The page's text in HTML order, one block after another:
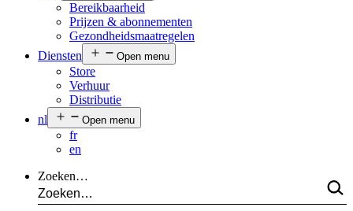
Bereikbaarheid
Prijzen & abonnementen
Gezondheidsmaatregelen
Diensten
Open menu
Store
Verhuur
Distributie
nl
Open menu
fr
en
Zoeken…